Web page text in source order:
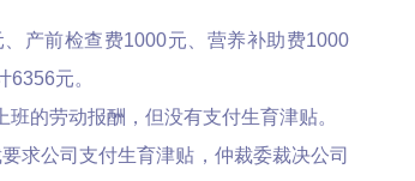
产前检查费1000元、营养补助费1000
元。
的劳动报酬，但没有支付生育津贴。
求公司支付生育津贴，仲裁委裁决公司